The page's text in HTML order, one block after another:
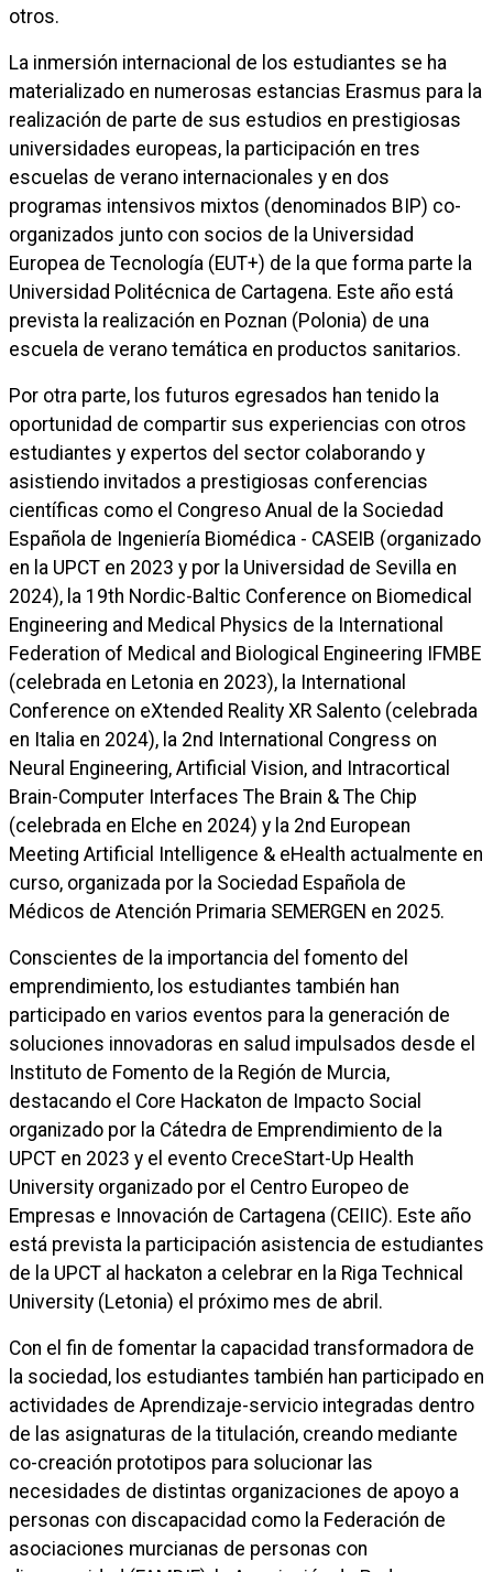
otros.
La inmersión internacional de los estudiantes se ha
materializado en numerosas estancias Erasmus para la
realización de parte de sus estudios en prestigiosas
universidades europeas, la participación en tres
escuelas de verano internacionales y en dos
programas intensivos mixtos (denominados BIP) co-
organizados junto con socios de la Universidad
Europea de Tecnología (EUT+) de la que forma parte la
Universidad Politécnica de Cartagena. Este año está
prevista la realización en Poznan (Polonia) de una
escuela de verano temática en productos sanitarios.
Por otra parte, los futuros egresados han tenido la
oportunidad de compartir sus experiencias con otros
estudiantes y expertos del sector colaborando y
asistiendo invitados a prestigiosas conferencias
científicas como el Congreso Anual de la Sociedad
Española de Ingeniería Biomédica - CASEIB (organizado
en la UPCT en 2023 y por la Universidad de Sevilla en
2024), la 19th Nordic-Baltic Conference on Biomedical
Engineering and Medical Physics de la International
Federation of Medical and Biological Engineering IFMBE
(celebrada en Letonia en 2023), la International
Conference on eXtended Reality XR Salento (celebrada
en Italia en 2024), la 2nd International Congress on
Neural Engineering, Artificial Vision, and Intracortical
Brain-Computer Interfaces The Brain & The Chip
(celebrada en Elche en 2024) y la 2nd European
Meeting Artificial Intelligence & eHealth actualmente en
curso, organizada por la Sociedad Española de
Médicos de Atención Primaria SEMERGEN en 2025.
Conscientes de la importancia del fomento del
emprendimiento, los estudiantes también han
participado en varios eventos para la generación de
soluciones innovadoras en salud impulsados desde el
Instituto de Fomento de la Región de Murcia,
destacando el Core Hackaton de Impacto Social
organizado por la Cátedra de Emprendimiento de la
UPCT en 2023 y el evento CreceStart-Up Health
University organizado por el Centro Europeo de
Empresas e Innovación de Cartagena (CEIIC). Este año
está prevista la participación asistencia de estudiantes
de la UPCT al hackaton a celebrar en la Riga Technical
University (Letonia) el próximo mes de abril.
Con el fin de fomentar la capacidad transformadora de
la sociedad, los estudiantes también han participado en
actividades de Aprendizaje-servicio integradas dentro
de las asignaturas de la titulación, creando mediante
co-creación prototipos para solucionar las
necesidades de distintas organizaciones de apoyo a
personas con discapacidad como la Federación de
asociaciones murcianas de personas con